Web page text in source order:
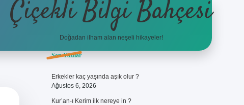
Çiçekli Bilgi Bahçesi
Doğadan ilham alan neşeli hikayeler!
Sidebar
Son Yazılar
Erkekler kaç yaşında aşık olur ?
Ağustos 6, 2026
Kur’an-ı Kerim ilk nereye in ?